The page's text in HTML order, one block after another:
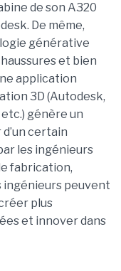
de son A320
De même,
générative
et bien
application
3D (Autodesk,
etc.) génère un
certain
les ingénieurs
fabrication,
ingénieurs peuvent
plus
et innover dans